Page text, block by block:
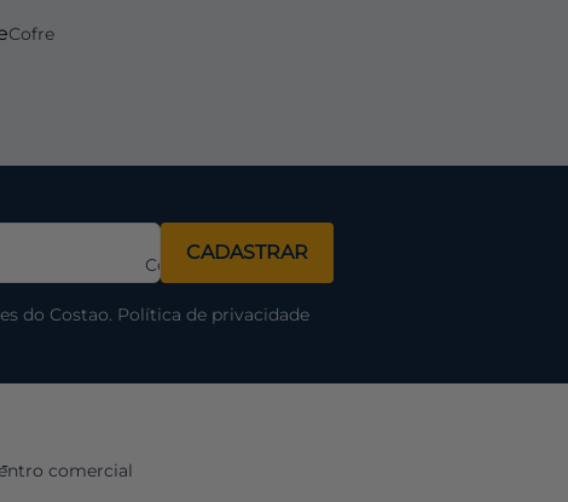
Cofre
Nome
Completo
CADASTRAR
do Costao. Política de privacidade
comercial